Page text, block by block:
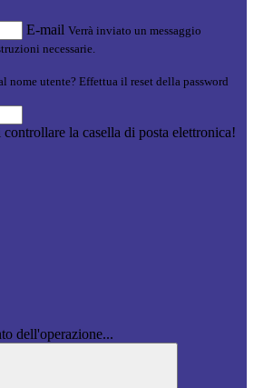
E-mail Verrà inviato un messaggio
necessarie.
nome utente? Effettua il reset della password
la casella di posta elettronica!
dell'operazione...